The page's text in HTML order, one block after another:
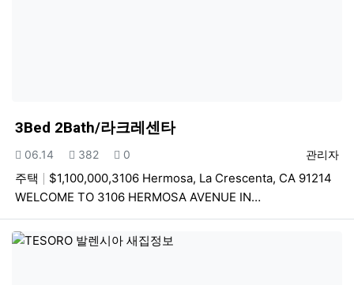
3Bed 2Bath/라크레센타
등록자
관리자
등록일
06.14 조회
382 추천
0
주택
$1,100,000,3106 Hermosa, La Crescenta, CA 91214
WELCOME TO 3106 HERMOSA AVENUE IN…